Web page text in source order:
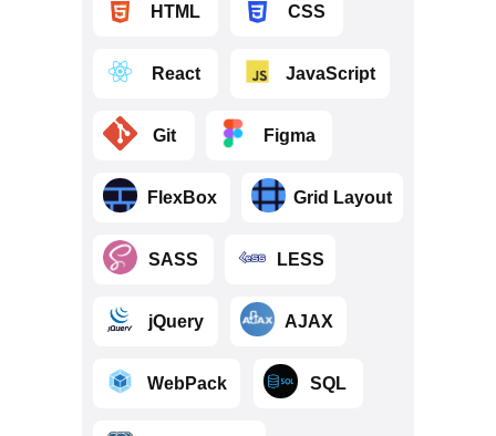
⠀⠀⠀Git
⠀⠀⠀HTML ⠀⠀⠀CSS
⠀⠀⠀JavaScript
⠀⠀⠀React
⠀⠀⠀Figma
⠀⠀⠀FlexBox ⠀⠀⠀Grid Layout
⠀⠀⠀SASS ⠀⠀⠀LESS
⠀⠀⠀jQuery ⠀⠀⠀AJAX
⠀⠀⠀WebPack ⠀⠀⠀SQL